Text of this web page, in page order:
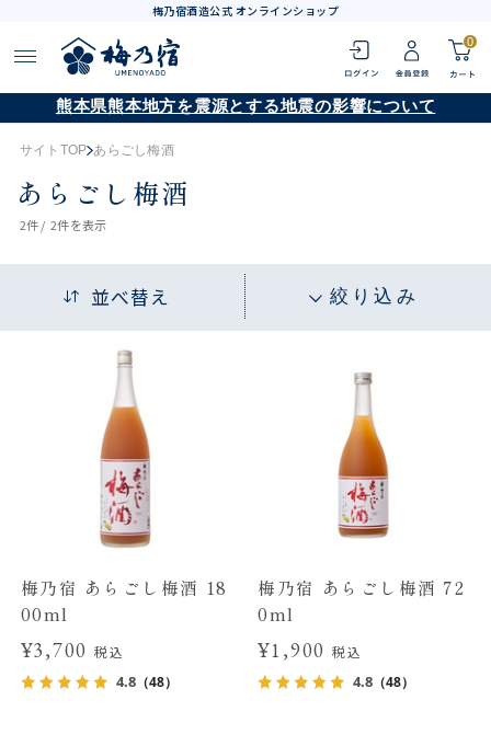
梅乃宿酒造公式 オンラインショップ
0
熊本県熊本地方を震源とする地震の影響について
サイトTOP あらごし梅酒
あらごし梅酒
2件 / 2件を表示
並べ替え 絞り込み
梅乃宿 あらごし梅酒 18
00ml
¥3,700税込
4.8（48）
梅乃宿 あらごし梅酒 72
0ml
¥1,900 税込
4.8 （48）